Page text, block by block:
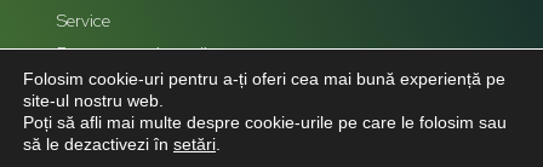
Service
Reprezentanți zonali
Hartă Site
Folosim cookie-uri pentru a-ți oferi cea mai bună experiență pe
site-ul nostru web.
Poți să afli mai multe despre cookie-urile pe care le folosim sau
să le dezactivezi în setări